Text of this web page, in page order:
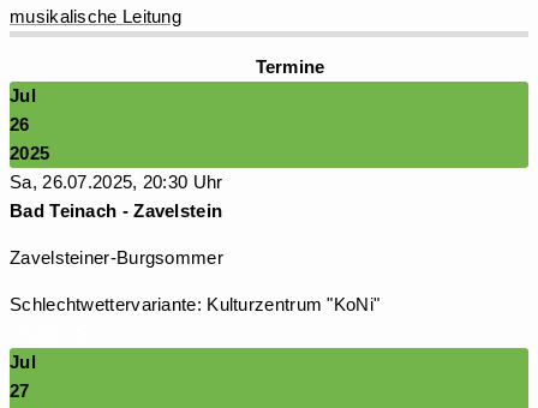
musikalische Leitung
Termine
Jul
26
2025
Sa, 26.07.2025, 20:30 Uhr
Bad Teinach - Zavelstein
Zavelsteiner-Burgsommer
Schlechtwettervariante: Kulturzentrum "KoNi"
Jul
27